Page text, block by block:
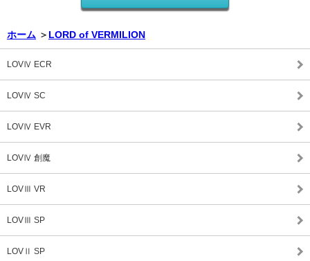
ホーム ＞ LORD of VERMILION
LOVⅣ ECR
LOVⅣ SC
LOVⅣ EVR
LOVⅣ 創魔
LOVⅢ VR
LOVⅢ SP
LOVⅡ SP